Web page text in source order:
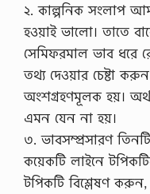
২. কাল্পনিক সংলাপ
হওয়াই ভালো। তাতে
সেমিফরমাল ভাব ধরে
তথ্য দেওয়ার চেষ্টা
অংশগ্রহণমূলক হয়।
এমন যেন না হয়।
৩. ভাবসম্প্রসারণ
কয়েকটি লাইনে
টপিকটি বিশ্লেষণ